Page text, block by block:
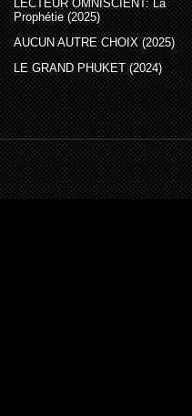
LECTEUR OMNISCIENT: La
Prophétie (2025)
AUCUN AUTRE CHOIX (2025)
LE GRAND PHUKET (2024)